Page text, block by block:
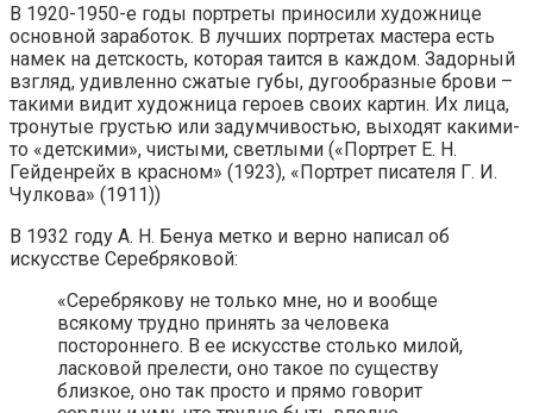
В 1920-1950-е годы портреты приносили художнице
основной заработок. В лучших портретах мастера есть
намек на детскость, которая таится в каждом. Задорный
взгляд, удивленно сжатые губы, дугообразные брови –
такими видит художница героев своих картин. Их лица,
тронутые грустью или задумчивостью, выходят какими-
то «детскими», чистыми, светлыми («Портрет Е. Н.
Гейденрейх в красном» (1923), «Портрет писателя Г. И.
Чулкова» (1911))
В 1932 году А. Н. Бенуа метко и верно написал об
искусстве Серебряковой:
«Серебрякову не только мне, но и вообще
всякому трудно принять за человека
постороннего. В ее искусстве столько милой,
ласковой прелести, оно такое по существу
близкое, оно так просто и прямо говорит